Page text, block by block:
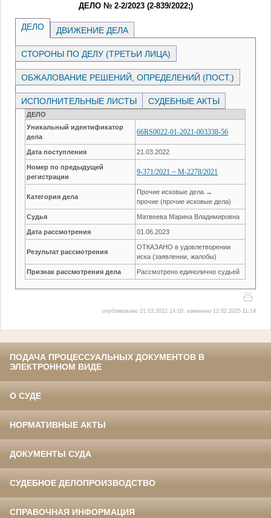
ДЕЛО № 2-2/2023 (2-839/2022;)
ДЕЛО ДВИЖЕНИЕ ДЕЛА
СТОРОНЫ ПО ДЕЛУ (ТРЕТЬИ ЛИЦА)
ОБЖАЛОВАНИЕ РЕШЕНИЙ, ОПРЕДЕЛЕНИЙ (ПОСТ.)
ИСПОЛНИТЕЛЬНЫЕ ЛИСТЫ СУДЕБНЫЕ АКТЫ
ДЕЛО
Уникальный идентификатор
дела
66RS0022-01-2021-003338-56
Дата поступления 21.03.2022
Номер по предыдущей
регистрации
9-371/2021 ~ М-2278/2021
Категория дела
Прочие исковые дела →
прочие (прочие исковые дела)
Судья Матвеева Марина Владимировна
Дата рассмотрения 01.06.2023
Результат рассмотрения
ОТКАЗАНО в удовлетворении
иска (заявлении, жалобы)
Признак рассмотрения дела Рассмотрено единолично судьей
опубликовано 21.03.2022 14:10, изменено 12.02.2025 11:14
ПОДАЧА ПРОЦЕССУАЛЬНЫХ ДОКУМЕНТОВ В
ЭЛЕКТРОННОМ ВИДЕ
О СУДЕ
НОРМАТИВНЫЕ АКТЫ
ДОКУМЕНТЫ СУДА
СУДЕБНОЕ ДЕЛОПРОИЗВОДСТВО
СПРАВОЧНАЯ ИНФОРМАЦИЯ